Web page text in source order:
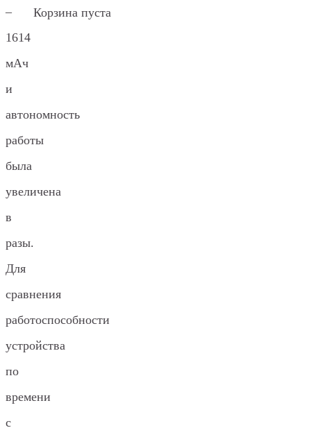
Корзина пуста
–
1614
мАч
и
автономность
работы
была
увеличена
в
разы.
Для
сравнения
работоспособности
устройства
по
времени
с